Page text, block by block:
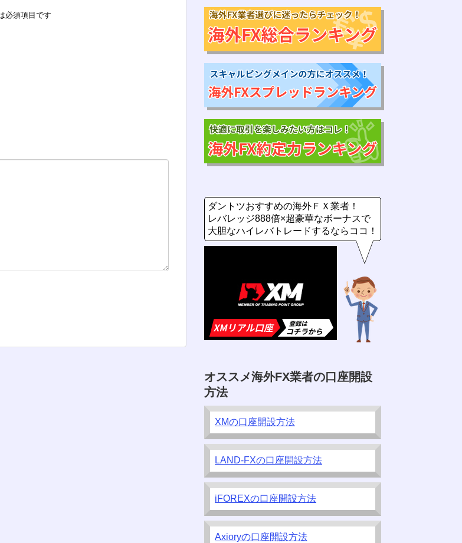
必須項目です
ダントツおすすめの海外ＦＸ業者！
レバレッジ888倍×超豪華なボーナスで
大胆なハイレバトレードするならココ！
オススメ海外FX業者の口座開設
方法
XMの口座開設方法
LAND-FXの口座開設方法
iFOREXの口座開設方法
Axioryの口座開設方法